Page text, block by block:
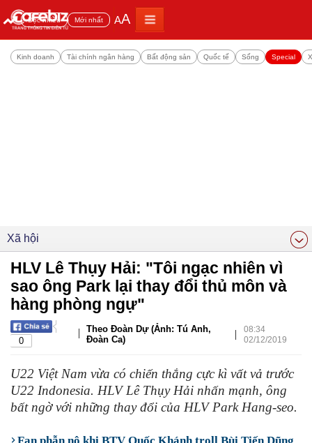
Đọc nhiều Mới nhất AA
Kinh doanh Tài chính ngân hàng Bất động sản Quốc tế Sống Special
Xã hội
HLV Lê Thụy Hải: "Tôi ngạc nhiên vì
sao ông Park lại thay đổi thủ môn và
hàng phòng ngự"
0
|
Theo Đoàn Dự (Ảnh: Tú Anh,
Đoàn Ca)
|
08:34
02/12/2019
U22 Việt Nam vừa có chiến thắng cực kì vất vả trước
U22 Indonesia. HLV Lê Thụy Hải nhấn mạnh, ông
bất ngờ với những thay đổi của HLV Park Hang-seo.